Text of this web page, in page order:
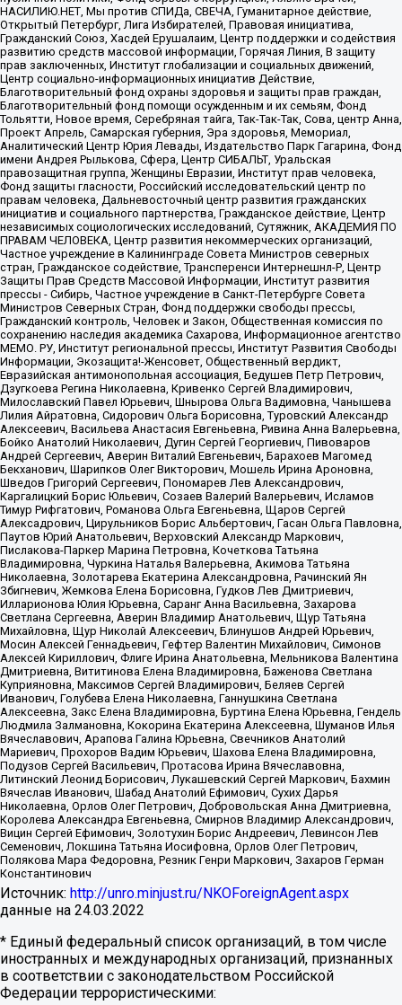
НАСИЛИЮ.НЕТ, Мы против СПИДа, СВЕЧА, Гуманитарное действие,
Открытый Петербург, Лига Избирателей, Правовая инициатива,
Гражданский Союз, Хасдей Ерушалаим, Центр поддержки и содействия
развитию средств массовой информации, Горячая Линия, В защиту
прав заключенных, Институт глобализации и социальных движений,
Центр социально-информационных инициатив Действие,
Благотворительный фонд охраны здоровья и защиты прав граждан,
Благотворительный фонд помощи осужденным и их семьям, Фонд
Тольятти, Новое время, Серебряная тайга, Так-Так-Так, Сова, центр Анна,
Проект Апрель, Самарская губерния, Эра здоровья, Мемориал,
Аналитический Центр Юрия Левады, Издательство Парк Гагарина, Фонд
имени Андрея Рылькова, Сфера, Центр СИБАЛЬТ, Уральская
правозащитная группа, Женщины Евразии, Институт прав человека,
Фонд защиты гласности, Российский исследовательский центр по
правам человека, Дальневосточный центр развития гражданских
инициатив и социального партнерства, Гражданское действие, Центр
независимых социологических исследований, Сутяжник, АКАДЕМИЯ ПО
ПРАВАМ ЧЕЛОВЕКА, Центр развития некоммерческих организаций,
Частное учреждение в Калининграде Совета Министров северных
стран, Гражданское содействие, Трансперенси Интернешнл-Р, Центр
Защиты Прав Средств Массовой Информации, Институт развития
прессы - Сибирь, Частное учреждение в Санкт-Петербурге Совета
Министров Северных Стран, Фонд поддержки свободы прессы,
Гражданский контроль, Человек и Закон, Общественная комиссия по
сохранению наследия академика Сахарова, Информационное агентство
МЕМО. РУ, Институт региональной прессы, Институт Развития Свободы
Информации, Экозащита!-Женсовет, Общественный вердикт,
Евразийская антимонопольная ассоциация, Бедушев Петр Петрович,
Дзугкоева Регина Николаевна, Кривенко Сергей Владимирович,
Милославский Павел Юрьевич, Шнырова Ольга Вадимовна, Чанышева
Лилия Айратовна, Сидорович Ольга Борисовна, Туровский Александр
Алексеевич, Васильева Анастасия Евгеньевна, Ривина Анна Валерьевна,
Бойко Анатолий Николаевич, Дугин Сергей Георгиевич, Пивоваров
Андрей Сергеевич, Аверин Виталий Евгеньевич, Барахоев Магомед
Бекханович, Шарипков Олег Викторович, Мошель Ирина Ароновна,
Шведов Григорий Сергеевич, Пономарев Лев Александрович,
Каргалицкий Борис Юльевич, Созаев Валерий Валерьевич, Исламов
Тимур Рифгатович, Романова Ольга Евгеньевна, Щаров Сергей
Алексадрович, Цирульников Борис Альбертович, Гасан Ольга Павловна,
Паутов Юрий Анатольевич, Верховский Александр Маркович,
Пислакова-Паркер Марина Петровна, Кочеткова Татьяна
Владимировна, Чуркина Наталья Валерьевна, Акимова Татьяна
Николаевна, Золотарева Екатерина Александровна, Рачинский Ян
Збигневич, Жемкова Елена Борисовна, Гудков Лев Дмитриевич,
Илларионова Юлия Юрьевна, Саранг Анна Васильевна, Захарова
Светлана Сергеевна, Аверин Владимир Анатольевич, Щур Татьяна
Михайловна, Щур Николай Алексеевич, Блинушов Андрей Юрьевич,
Мосин Алексей Геннадьевич, Гефтер Валентин Михайлович, Симонов
Алексей Кириллович, Флиге Ирина Анатольевна, Мельникова Валентина
Дмитриевна, Вититинова Елена Владимировна, Баженова Светлана
Куприяновна, Максимов Сергей Владимирович, Беляев Сергей
Иванович, Голубева Елена Николаевна, Ганнушкина Светлана
Алексеевна, Закс Елена Владимировна, Буртина Елена Юрьевна, Гендель
Людмила Залмановна, Кокорина Екатерина Алексеевна, Шуманов Илья
Вячеславович, Арапова Галина Юрьевна, Свечников Анатолий
Мариевич, Прохоров Вадим Юрьевич, Шахова Елена Владимировна,
Подузов Сергей Васильевич, Протасова Ирина Вячеславовна,
Литинский Леонид Борисович, Лукашевский Сергей Маркович, Бахмин
Вячеслав Иванович, Шабад Анатолий Ефимович, Сухих Дарья
Николаевна, Орлов Олег Петрович, Добровольская Анна Дмитриевна,
Королева Александра Евгеньевна, Смирнов Владимир Александрович,
Вицин Сергей Ефимович, Золотухин Борис Андреевич, Левинсон Лев
Семенович, Локшина Татьяна Иосифовна, Орлов Олег Петрович,
Полякова Мара Федоровна, Резник Генри Маркович, Захаров Герман
Константинович
Источник: http://unro.minjust.ru/NKOForeignAgent.aspx
данные на 24.03.2022
* Единый федеральный список организаций, в том числе
иностранных и международных организаций, признанных
в соответствии с законодательством Российской
Федерации террористическими: